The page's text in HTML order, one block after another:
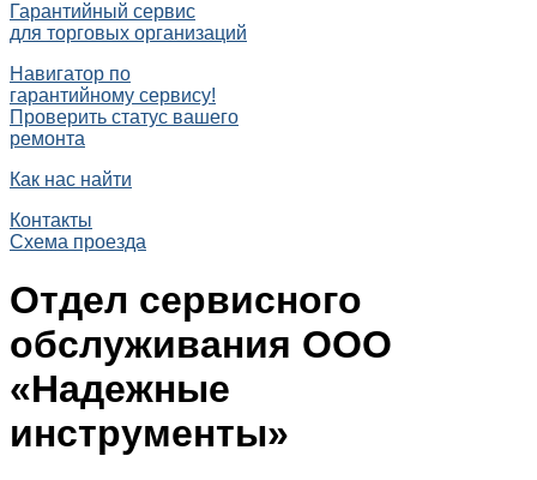
Гарантийный сервис
для торговых организаций
Навигатор по
гарантийному сервису!
Проверить статус вашего
ремонта
Как нас найти
Контакты
Схема проезда
Отдел сервисного
обслуживания ООО
«Надежные
инструменты»